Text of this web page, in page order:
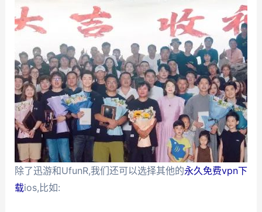
除了迅游和UfunR,我们还可以选择其他的永久免费vpn下
载ios,比如: